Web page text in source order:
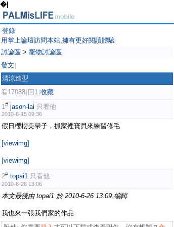
�|
登錄
用掌上論壇訪問本站,擁有更好閱讀體驗
討論區 > 寵物討論區
發文
清涼造型
看17088 回1 收藏
1# jason-lai 只看他
2010-6-15 09:36
假日櫻櫻美帶子，抓家裡寶貝來練習修毛
[viewimg]
[viewimg]
2# topai1 只看他
2010-6-26 13:06
本文最後由 topai1 於 2010-6-26 13:09 編輯
我也來一張我們家的作品